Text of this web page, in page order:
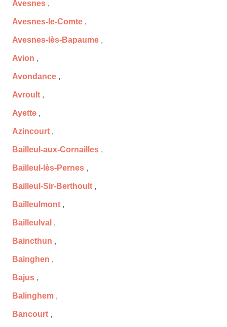
Avesnes ,
Avesnes-le-Comte ,
Avesnes-lès-Bapaume ,
Avion ,
Avondance ,
Avroult ,
Ayette ,
Azincourt ,
Bailleul-aux-Cornailles ,
Bailleul-lès-Pernes ,
Bailleul-Sir-Berthoult ,
Bailleulmont ,
Bailleulval ,
Baincthun ,
Bainghen ,
Bajus ,
Balinghem ,
Bancourt ,